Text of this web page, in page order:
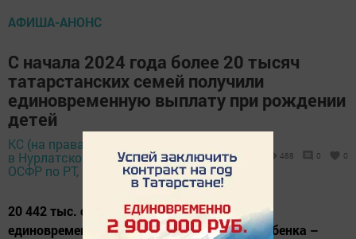
АФИША-АНОНС
С начала 2024 года более 20 тысяч
татарстанских семей получили
единовременную выплату при рождении
детей
КС (на правах отдела)
в Нурлатском районе
ОСФР по РТ,
9 октября 2024 -
15:30
488 0 0
20 442 тыс. семей с начала года получили
единовременную выплату при рождении ребенка –